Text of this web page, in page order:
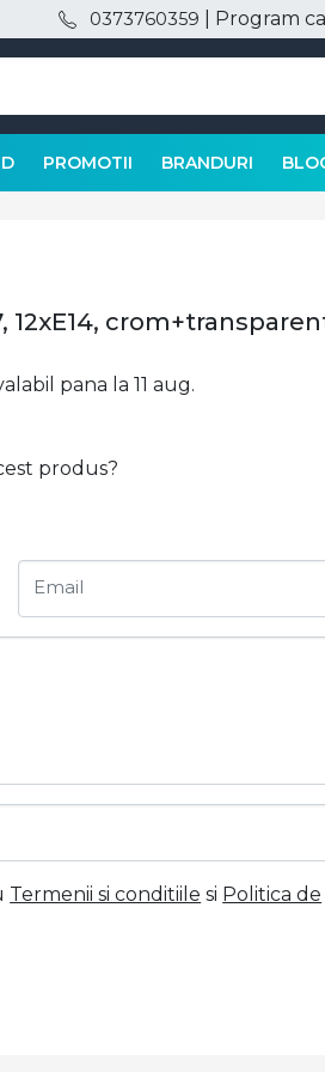
0373760359 | Program
PROMOTII BRANDURI
12xE14,
pana la 11 aug.
produs?
Email
Termenii si conditiile si Politica de